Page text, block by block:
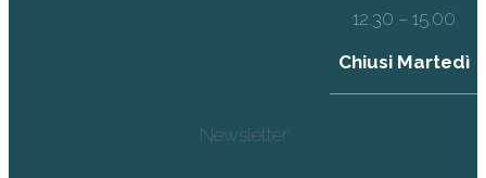
12.30 – 15.00
Chiusi Martedì
Newsletter